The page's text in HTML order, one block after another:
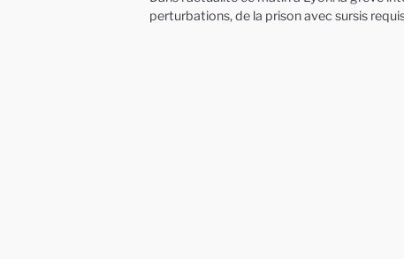
perturbations, de la prison avec sursis